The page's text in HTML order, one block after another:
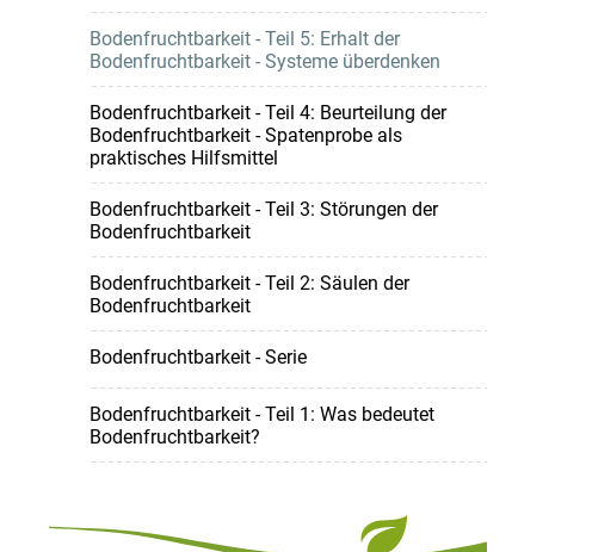
Bodenfruchtbarkeit - Teil 5: Erhalt der
Bodenfruchtbarkeit - Systeme überdenken
Bodenfruchtbarkeit - Teil 4: Beurteilung der
Bodenfruchtbarkeit - Spatenprobe als
praktisches Hilfsmittel
Bodenfruchtbarkeit - Teil 3: Störungen der
Bodenfruchtbarkeit
Bodenfruchtbarkeit - Teil 2: Säulen der
Bodenfruchtbarkeit
Bodenfruchtbarkeit - Serie
Bodenfruchtbarkeit - Teil 1: Was bedeutet
Bodenfruchtbarkeit?